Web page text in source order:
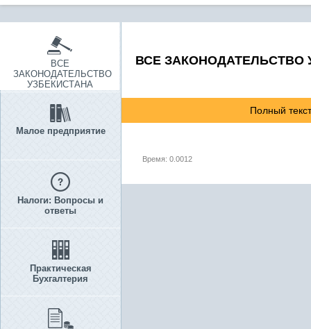
ВСЕ
ЗАКОНОДАТЕЛЬСТВО
УЗБЕКИСТАНА
Малое предприятие
Налоги: Вопросы и
ответы
Практическая
Бухгалтерия
ВСЕ ЗАКОНОДАТЕЛЬСТВО
Полный
Время: 0.0012